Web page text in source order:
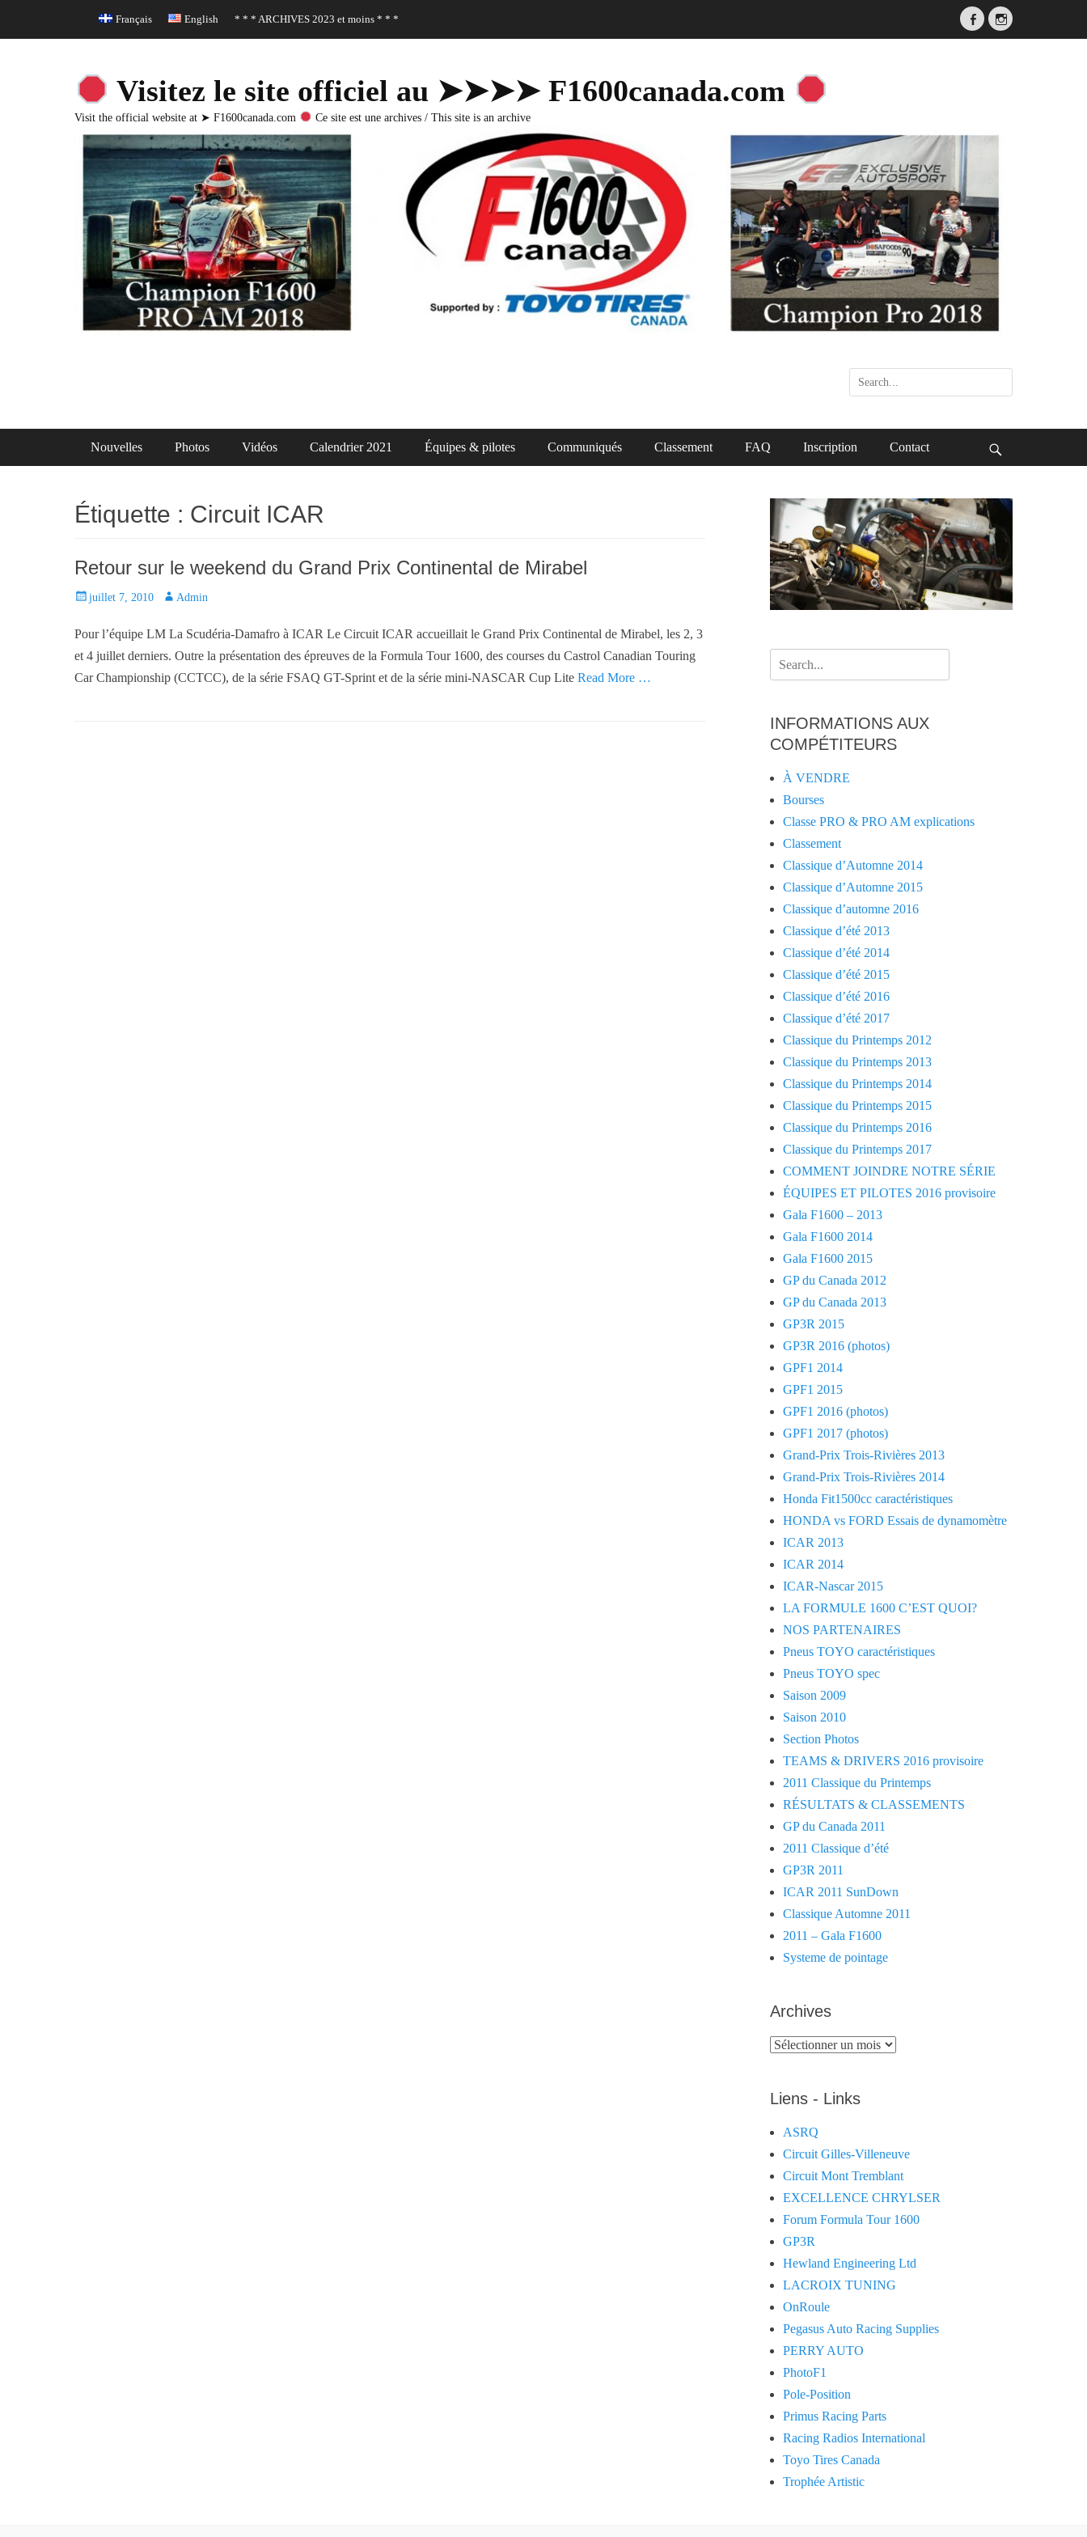
Header Top Menu
Skip Français English * * * ARCHIVES 2023 et moins * * *
FacebookInstagram
Visitez le site officiel au ➤➤➤➤ F1600canada.com
Visit the official website at ➤ F1600canada.com Ce site est une archives / This site is an archive
Search
for:
Primary Menu
Skip
Nouvelles Photos Vidéos Calendrier 2021 Équipes & pilotes Communiqués Classement FAQ Inscription Contact
Étiquette : Circuit ICAR
Retour sur le weekend du Grand Prix Continental de Mirabel
P
s
t
e
juillet 7, 2010
A
t
h
o
Admin
Pour l’équipe LM La Scudéria-Damafro à ICAR Le Circuit ICAR accueillait le Grand Prix Continental de Mirabel, les 2, 3
et 4 juillet derniers. Outre la présentation des épreuves de la Formula Tour 1600, des courses du Castrol Canadian Touring
Car Championship (CCTCC), de la série FSAQ GT-Sprint et de la série mini-NASCAR Cup Lite Read More …
Search
for:
INFORMATIONS AUX
COMPÉTITEURS
À VENDRE
Bourses
Classe PRO & PRO AM explications
Classement
Classique d’Automne 2014
Classique d’Automne 2015
Classique d’automne 2016
Classique d’été 2013
Classique d’été 2014
Classique d’été 2015
Classique d’été 2016
Classique d’été 2017
Classique du Printemps 2012
Classique du Printemps 2013
Classique du Printemps 2014
Classique du Printemps 2015
Classique du Printemps 2016
Classique du Printemps 2017
COMMENT JOINDRE NOTRE SÉRIE
ÉQUIPES ET PILOTES 2016 provisoire
Gala F1600 – 2013
Gala F1600 2014
Gala F1600 2015
GP du Canada 2012
GP du Canada 2013
GP3R 2015
GP3R 2016 (photos)
GPF1 2014
GPF1 2015
GPF1 2016 (photos)
GPF1 2017 (photos)
Grand-Prix Trois-Rivières 2013
Grand-Prix Trois-Rivières 2014
Honda Fit1500cc caractéristiques
HONDA vs FORD Essais de dynamomètre
ICAR 2013
ICAR 2014
ICAR-Nascar 2015
LA FORMULE 1600 C’EST QUOI?
NOS PARTENAIRES
Pneus TOYO caractéristiques
Pneus TOYO spec
Saison 2009
Saison 2010
Section Photos
TEAMS & DRIVERS 2016 provisoire
2011 Classique du Printemps
RÉSULTATS & CLASSEMENTS
GP du Canada 2011
2011 Classique d’été
GP3R 2011
ICAR 2011 SunDown
Classique Automne 2011
2011 – Gala F1600
Systeme de pointage
Archives
Archives
Liens - Links
ASRQ
Circuit Gilles-Villeneuve
Circuit Mont Tremblant
EXCELLENCE CHRYLSER
Forum Formula Tour 1600
GP3R
Hewland Engineering Ltd
LACROIX TUNING
OnRoule
Pegasus Auto Racing Supplies
PERRY AUTO
PhotoF1
Pole-Position
Primus Racing Parts
Racing Radios International
Toyo Tires Canada
Trophée Artistic